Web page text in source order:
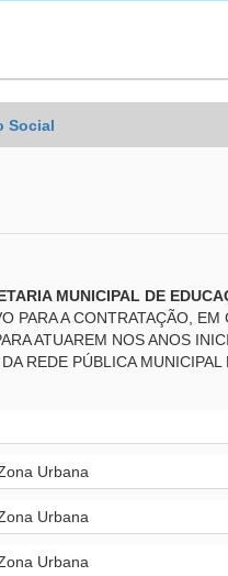
Social
MUNICIPAL DE
PARA A CONTRATAÇÃO, EM
ATUAREM NOS ANOS
REDE PÚBLICA MUNICIPAL
Urbana
Urbana
Urbana